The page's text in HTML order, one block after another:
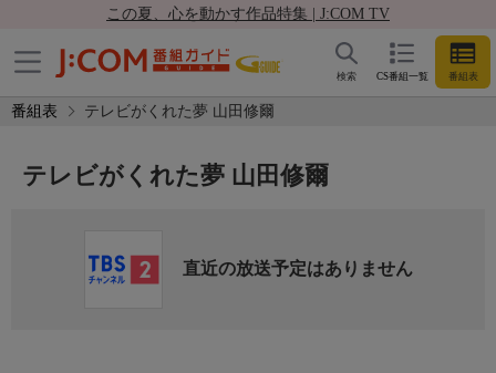
この夏、心を動かす作品特集 | J:COM TV
CS番組一覧 番組表
検索
番組表 テレビがくれた夢 山田修爾
テレビがくれた夢 山田修爾
直近の放送予定はありません